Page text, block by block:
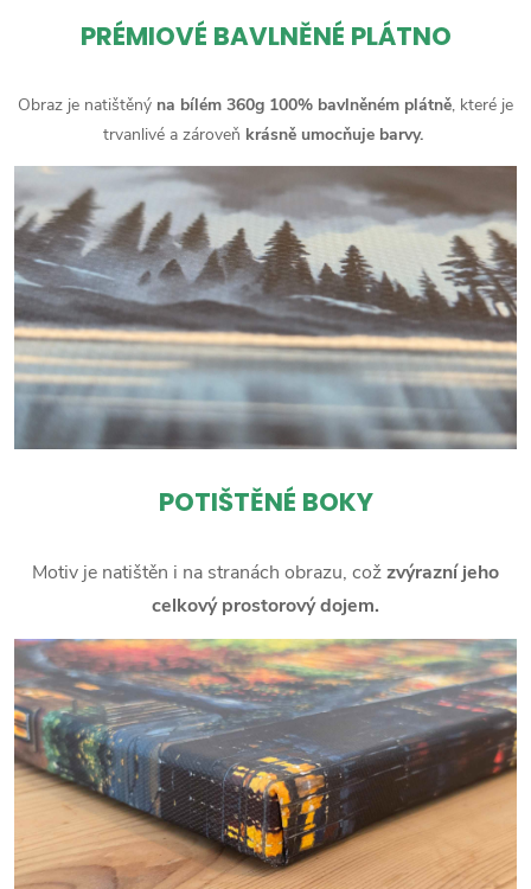
PRÉMIOVÉ BAVLNĚNÉ PLÁTNO
Obraz je natištěný na bílém 360g 100% bavlněném plátně, které je
trvanlivé a zároveň krásně umocňuje barvy.
POTIŠTĚNÉ BOKY
Motiv je natištěn i na stranách obrazu, cožzvýrazní jeho
celkový prostorový dojem.